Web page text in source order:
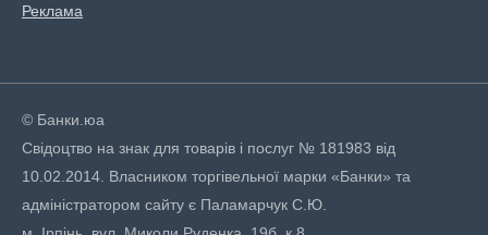
Реклама
© Банки.юа
Свідоцтво на знак для товарів і послуг № 181983 від
10.02.2014. Власником торгівельної марки «Банки» та
адміністратором сайту є Паламарчук С.Ю.